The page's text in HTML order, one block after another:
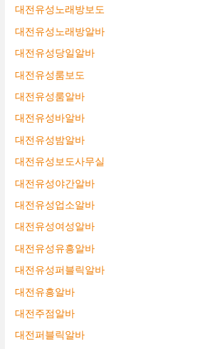
대전유성노래방보도
대전유성노래방알바
대전유성당일알바
대전유성룸보도
대전유성룸알바
대전유성바알바
대전유성밤알바
대전유성보도사무실
대전유성야간알바
대전유성업소알바
대전유성여성알바
대전유성유흥알바
대전유성퍼블릭알바
대전유흥알바
대전주점알바
대전퍼블릭알바